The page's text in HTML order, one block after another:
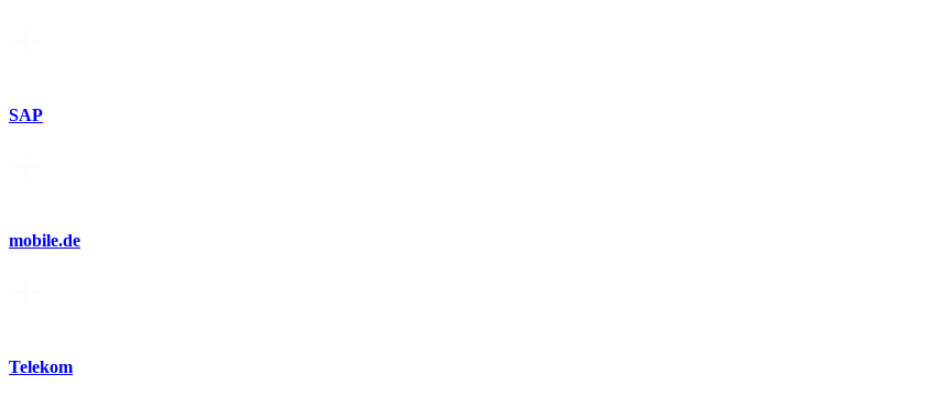
SAP
mobile.de
Telekom